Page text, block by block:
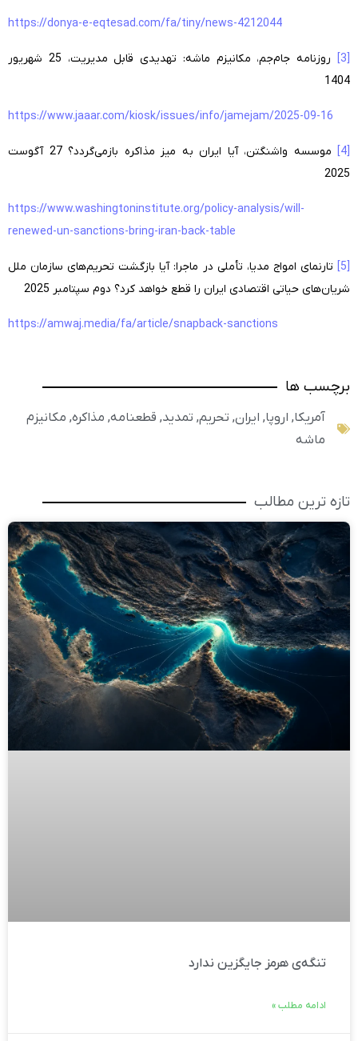
https://donya-e-eqtesad.com/fa/tiny/news-4212044
[3]
روزنامه جام‌جم، مکانیزم ماشه: تهدیدی قابل مدیریت، 25 شهریور
1404
https://www.jaaar.com/kiosk/issues/info/jamejam/2025-09-16
[4]
موسسه واشنگتن، آیا ایران به میز مذاکره بازمی‌گردد؟ 27 آگوست
2025
https://www.washingtoninstitute.org/policy-analysis/will-
renewed-un-sanctions-bring-iran-back-table
[5]
تارنمای امواج مدیا، تأملی در ماجرا: آیا بازگشت تحریم‌های سازمان ملل
شریان‌های حیاتی اقتصادی ایران را قطع خواهد کرد؟ دوم سپتامبر 2025
https://amwaj.media/fa/article/snapback-sanctions
برچسب ها
آمریکا, اروپا, ایران, تحریم, تمدید, قطعنامه, مذاکره, مکانیزم
ماشه
تازه ترین مطالب
تنگه‌ی هرمز جایگزین ندارد
ادامه مطلب »